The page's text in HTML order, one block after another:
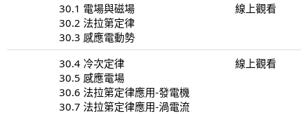
30.1 電場與磁場
30.2 法拉第定律
30.3 感應電動勢
線上觀看
30.4 冷次定律
30.5 感應電場
30.6 法拉第定律應用-發電機
30.7 法拉第定律應用-渦電流
線上觀看